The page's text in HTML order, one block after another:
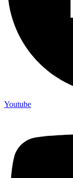
Youtube